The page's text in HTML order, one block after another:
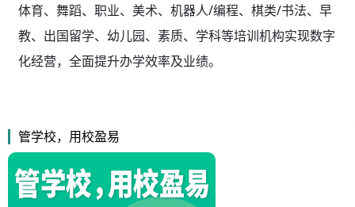
体育、舞蹈、职业、美术、机器人/编程、棋类/书法、早
教、出国留学、幼儿园、素质、学科等培训机构实现数字
化经营，全面提升办学效率及业绩。
管学校，用校盈易